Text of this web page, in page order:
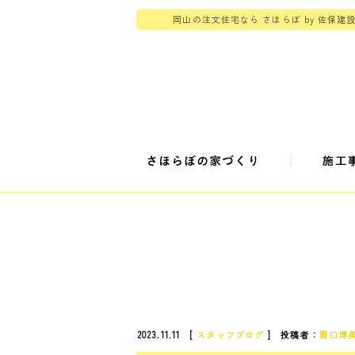
岡山の注文住宅なら さほらぼ by 佐保建
2023.11.11 [ スタッフブログ ] 投稿者： 野口博